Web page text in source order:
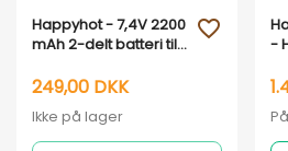
Vis her
Happyhot - 7,4V 2200
mAh 2-delt batteri til
249,00 DKK
Ikke på lager
favorite_outline
-